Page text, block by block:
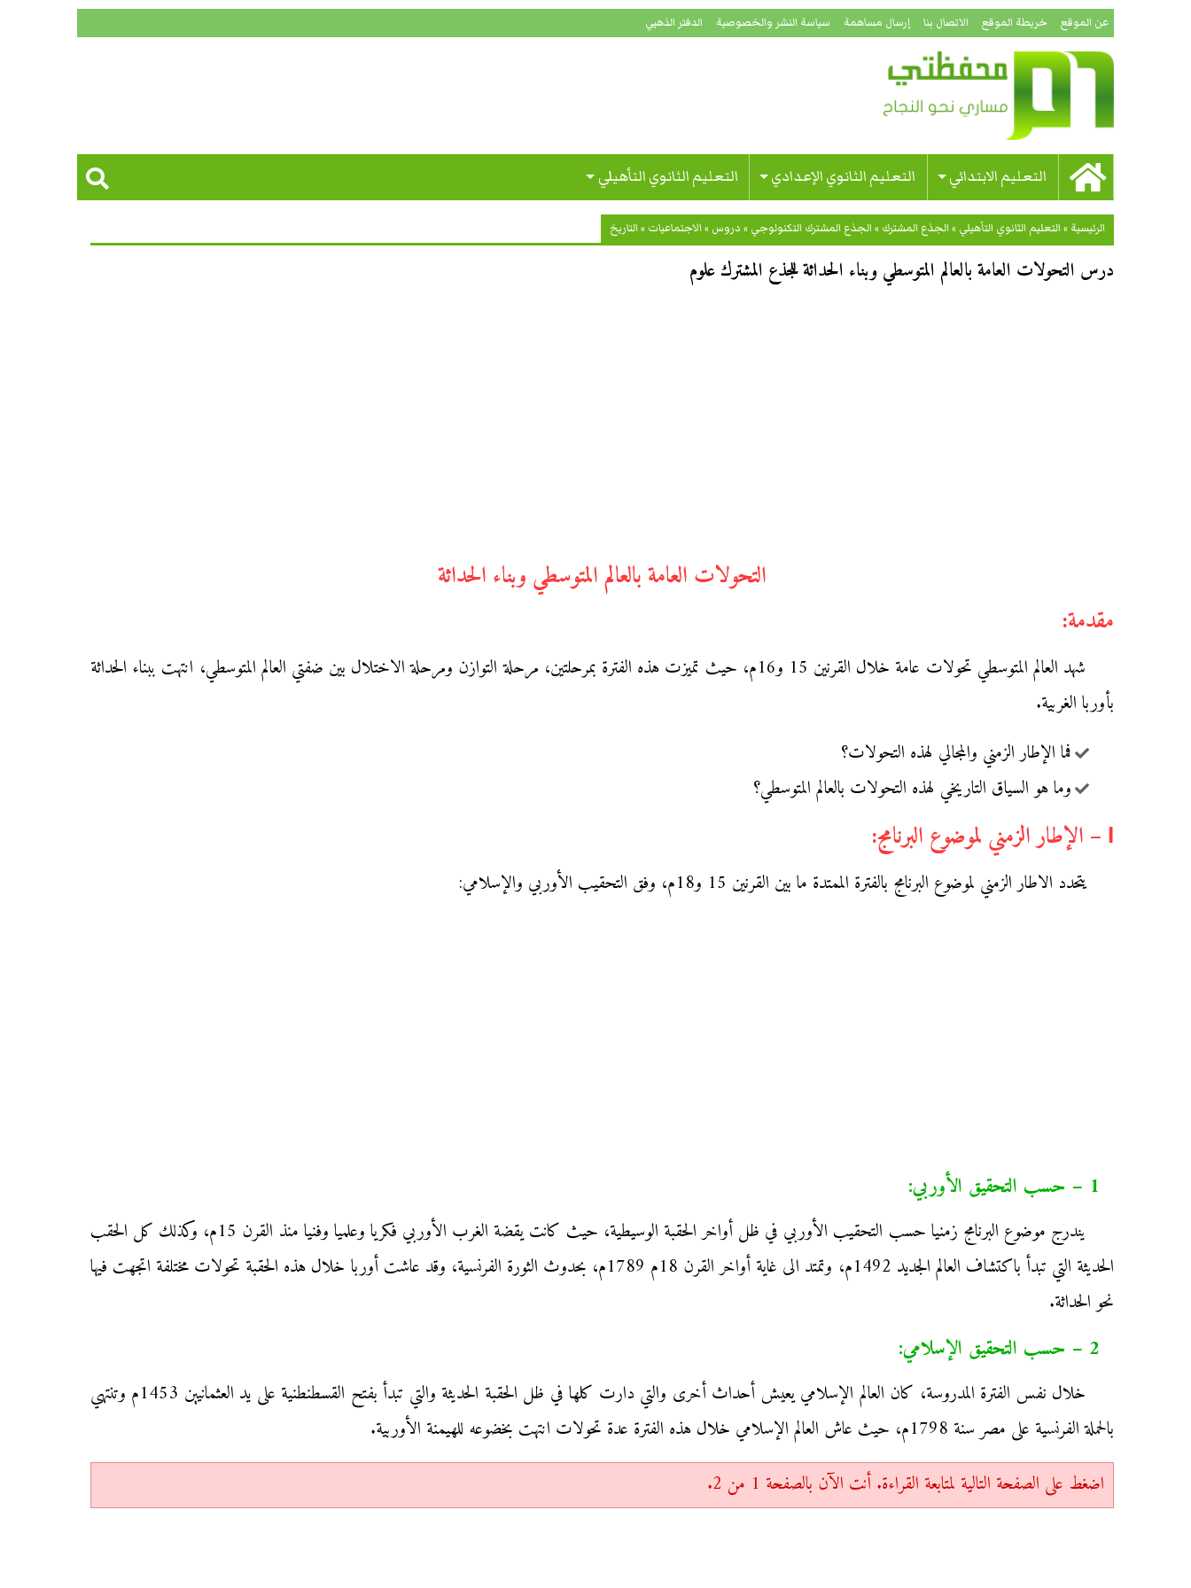
عن الموقع خريطة الموقع الاتصال بنا إرسال مساهمة سياسة النشر والخصوصية الدفتر الذهبي
التعليم الابتدائي التعليم الثانوي الإعدادي التعليم الثانوي التأهيلي
الرئيسية »التعليم الثانوي التأهيلي »الجذع المشترك »الجذع المشترك التكنولوجي » دروس »الاجتماعيات »التاريخ
درس التحولات العامة بالعالم المتوسطي وبناء الحداثة للجذع المشترك علوم
التحولات العامة بالعالم المتوسطي وبناء الحداثة
مقدمة:
شهد العالم المتوسطي تحولات عامة خلال القرنين 15 و16م، حيث تميزت هذه الفترة بمرحلتين، مرحلة التوازن ومرحلة الاختلال بين ضفتي العالم المتوسطي، انتهت ببناء الحداثة
بأوربا الغربية.
فما الإطار الزمني والمجالي لهذه التحولات؟
وما هو السياق التاريخي لهذه التحولات بالعالم المتوسطي؟
І – الإطار الزمني لموضوع البرنامج:
يتحدد الاطار الزمني لموضوع البرنامج بالفترة الممتدة ما بين القرنين 15 و18م، وفق التحقيب الأوربي والإسلامي:
1 – حسب التحقيق الأوربي:
يندرج موضوع البرنامج زمنيا حسب التحقيب الأوربي في ظل أواخر الحقبة الوسيطية، حيث كانت يقضة الغرب الأوربي فكريا وعلميا وفنيا منذ القرن 15م، وكذلك كل الحقب
الحديثة التي تبدأ باكتشاف العالم الجديد 1492م، وتمتد الى غاية أواخر القرن 18م 1789م، بحدوث الثورة الفرنسية، وقد عاشت أوربا خلال هذه الحقبة تحولات مختلفة اتجهت فيها
نحو الحداثة.
2 – حسب التحقيق الإسلامي:
خلال نفس الفترة المدروسة، كان العالم الإسلامي يعيش أحداث أخرى والتي دارت كلها في ظل الحقبة الحديثة والتي تبدأ بفتح القسطنطنية على يد العثمانيين 1453م وتنتهي
بالحملة الفرنسية على مصر سنة 1798م، حيث عاش العالم الإسلامي خلال هذه الفترة عدة تحولات انتهت بخضوعه للهيمنة الأوربية.
اضغط على الصفحة التالية لمتابعة القراءة. أنت الآن بالصفحة 1 من 2.